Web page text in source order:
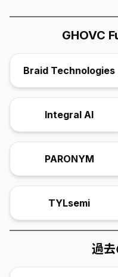
GHOVC
Braid Technologies
Integral AI
PARONYM
TYLsemi
過